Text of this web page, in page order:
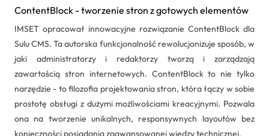
ContentBlock - tworzenie stron z gotowych elementów
IMSET opracował innowacyjne rozwiązanie ContentBlock dla
Sulu CMS. Ta autorska funkcjonalność rewolucjonizuje sposób, w
jaki administratorzy i redaktorzy tworzą i zarządzają
zawartością stron internetowych. ContentBlock to nie tylko
narzędzie - to filozofia projektowania stron, która łączy w sobie
prostotę obsługi z dużymi możliwościami kreacyjnymi. Pozwala
ona na tworzenie unikalnych, responsywnych layoutów bez
konieczności posiadania zaawansowanej wiedzy technicznej.